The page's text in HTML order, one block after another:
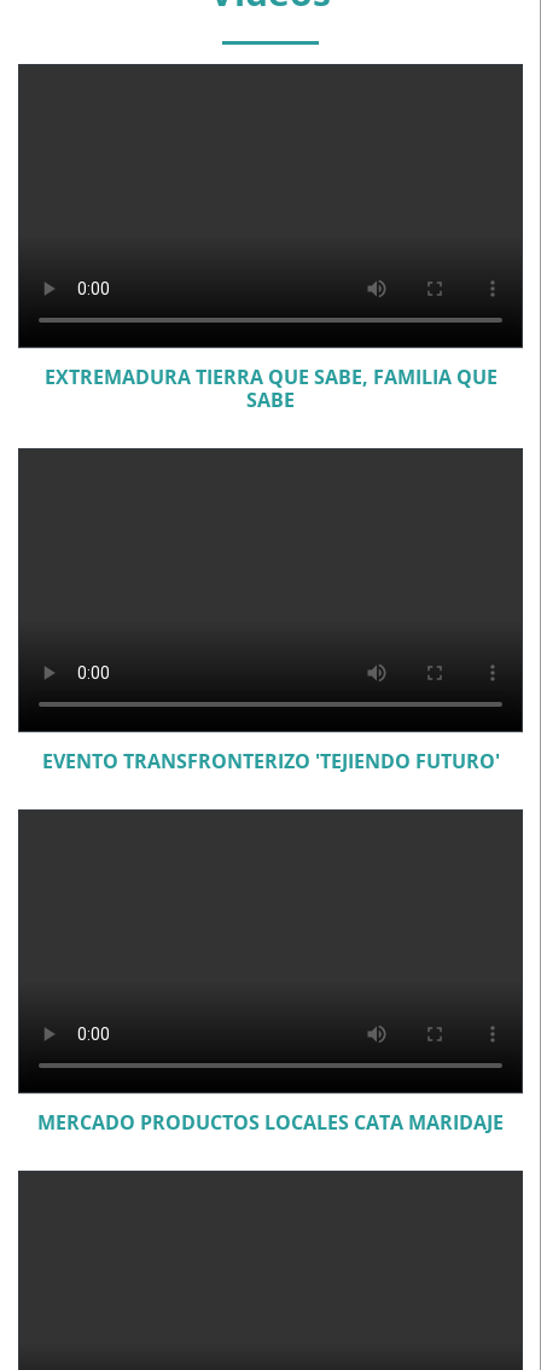
EXTREMADURA TIERRA QUE SABE, FAMILIA QUE
SABE
EVENTO TRANSFRONTERIZO 'TEJIENDO FUTURO'
MERCADO PRODUCTOS LOCALES CATA MARIDAJE